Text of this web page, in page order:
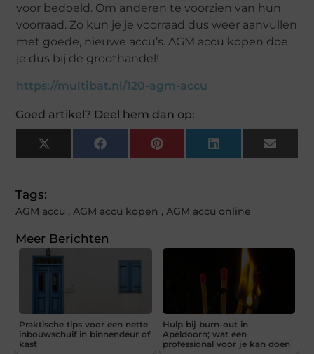
voor bedoeld. Om anderen te voorzien van hun
voorraad. Zo kun je je voorraad dus weer aanvullen
met goede, nieuwe accu’s. AGM accu kopen doe
je dus bij de groothandel!
https://multibat.nl/120-agm-accu
Goed artikel? Deel hem dan op:
X
(Twitter)
FacebookPinterestLinkedInEmail
Tags:
AGM accu ,AGM accu kopen ,AGM accu online
Meer Berichten
Praktische tips voor een nette
inbouwschuif in binnendeur of
kast
Hulp bij burn-out in
Apeldoorn; wat een
professional voor je kan doen